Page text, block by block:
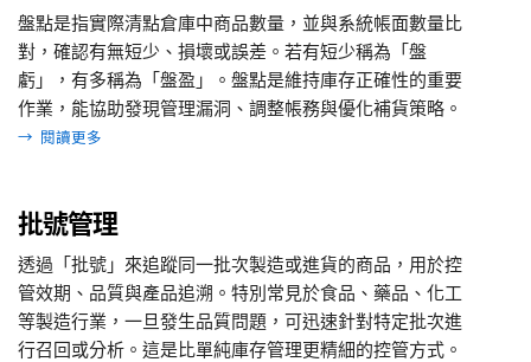
盤點是指實際清點倉庫中商品數量，並與系統帳面數量比
對，確認有無短少、損壞或誤差。若有短少稱為「盤
虧」，有多稱為「盤盈」。盤點是維持庫存正確性的重要
作業，能協助發現管理漏洞、調整帳務與優化補貨策略。
→ 閱讀更多
批號管理
透過「批號」來追蹤同一批次製造或進貨的商品，用於控
管效期、品質與產品追溯。特別常見於食品、藥品、化工
等製造行業，一旦發生品質問題，可迅速針對特定批次進
行召回或分析。這是比單純庫存管理更精細的控管方式。